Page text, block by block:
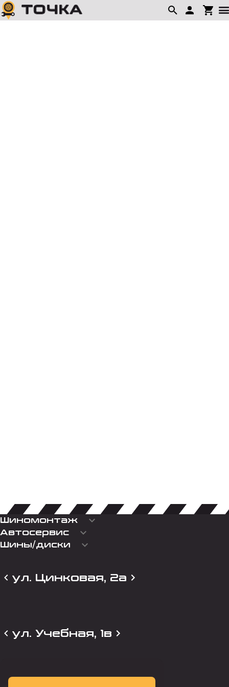
Шиномонтаж keyboard_arrow_down
Автосервис keyboard_arrow_down
Шины/диски keyboard_arrow_down
ул. Цинковая, 2а
ул. Учебная, 1в